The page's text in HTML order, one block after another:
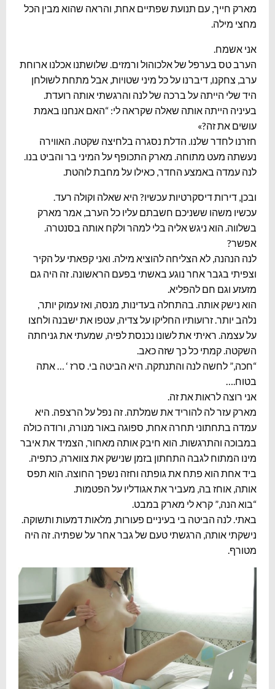
מארק חייך, עם תנועת שפתיים אחת, והראה שהוא מבין הכל
מחצי מילה.
אני אשמח.
הערב טס בערפל של אלכוהול ורמזים. שלושתנו אכלנו ארוחת
ערב, צחקנו, דיברנו על כל מיני שטויות, אבל מתחת לשולחן
היד שלי הייתה על ברכה של לנה והרגשתי אותה רועדת.
בעיניה הייתה אותה שאלה שקראה לי: “האם אנחנו באמת
עושים את זה?»
חזרנו לחדר שלנו. הדלת נסגרה בלחיצה שקטה. האווירה
נעשתה מעט מתוחה. מארק התכופף על המיני בר והביט בנו.
לנה עמדה באמצע החדר, כאילו על מחבת לוהטת.
ובכן, דירות דיסקרטיות עכשיו? היא שאלה וקולה רעד.
עכשיו משהו ששניכם חשבתם עליו כל הערב, אמר מארק
בשלווה. הוא ניגש אליה בלי למהר ולקח אותה בסנטרה.
אפשר?
לנה הנהנה, לא הצליחה להוציא מילה. ואני קפאתי על הקיר
וצפיתי בגבר אחר נוגע באשתי בפעם הראשונה. זה היה גם
מזעזע וגם חם להפליא.
הוא נישק אותה. בהתחלה בעדינות, מנסה, ואז עמוק יותר,
נלהב יותר. זרועותיו החליקו על צדיה, עטפו את ישבנה ולחצו
על עצמה. ראיתי את לשונו נכנסת לפיה, שמעתי את גניחתה
השקטה. קמתי כל כך שזה כאב.
“חכה,” לחשה לנה והתנתקה. היא הביטה בי. סרז ‘ … אתה
בטוח.…
אני רוצה לראות את זה.
מארק עזר לה להוריד את שמלתה. זה נפל על הרצפה. היא
עמדה בתחתוני תחרה אחת, ספוגה באור מנורה, ורודה כולה
במבוכה והתרגשות. הוא חיבק אותה מאחור, הצמיד את איבר
מינו המתוח לגבה התחתון בזמן שנישק את צווארה, כתפיה.
ביד אחת הוא פתח את גופתה וחזה נשפך החוצה. הוא תפס
אותה, אוחז בה, מעביר את אגודליו על הפטמות.
“בוא הנה,” קרא לי מארק במבט.
באתי. לנה הביטה בי בעיניים פעורות, מלאות דמעות ותשוקה.
נישקתי אותה, הרגשתי טעם של גבר אחר על שפתיה. זה היה
מטורף.